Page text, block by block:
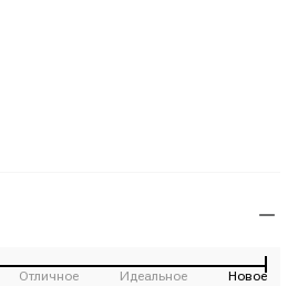
Отличное Идеальное Новое